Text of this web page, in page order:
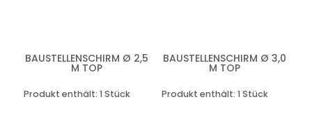
BAUSTELLENSCHIRM Ø 2,5
M TOP
Produkt enthält: 1 Stück
BAUSTELLENSCHIRM Ø 3,0
M TOP
Produkt enthält: 1 Stück